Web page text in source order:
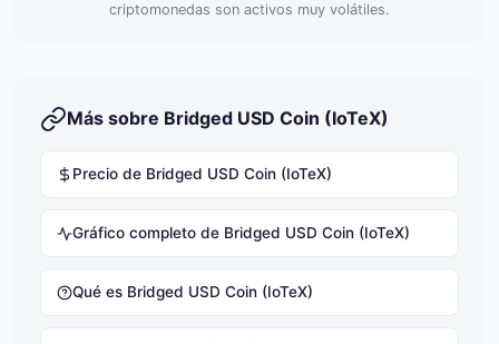
criptomonedas son activos muy volátiles.
Más sobre Bridged USD Coin (IoTeX)
Precio de Bridged USD Coin (IoTeX)
Gráfico completo de Bridged USD Coin (IoTeX)
Qué es Bridged USD Coin (IoTeX)